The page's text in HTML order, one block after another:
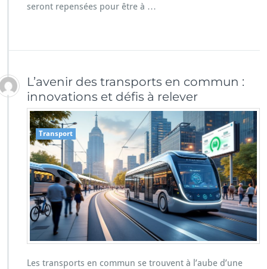
seront repensées pour être à …
L’avenir des transports en commun :
innovations et défis à relever
Transport
Les transports en commun se trouvent à l’aube d’une